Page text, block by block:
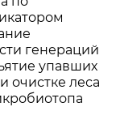
генераций
упавших
очистке леса